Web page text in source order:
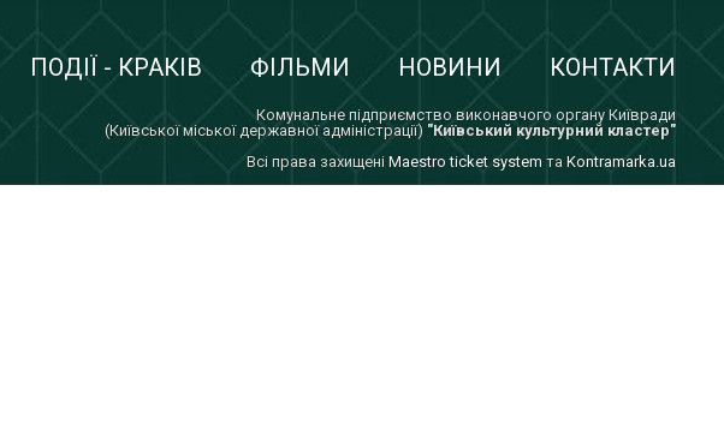
ПОДІЇ - КРАКІВ ФІЛЬМИ НОВИНИ КОНТАКТИ
Комунальне підприємство виконавчого органу Київради
(Київської міської державної адміністрації) "Київський культурний кластер"
Всi права захищенi Maestro ticket system та Kontramarka.ua